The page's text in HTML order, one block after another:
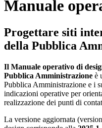
Manuale
Progettare siti
della Pubblica
Il Manuale operativo di
Pubblica Amministrazione è
Pubblica Amministrazione e i
indicazioni operative per
realizzazione dei punti di
La versione aggiornata